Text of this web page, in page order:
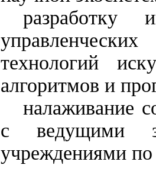
разработку
технологий
алгоритмов и
налаживание
с ведущими
учреждениями по